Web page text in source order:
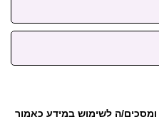
ומסכים/ה לשימוש במידע כאמור